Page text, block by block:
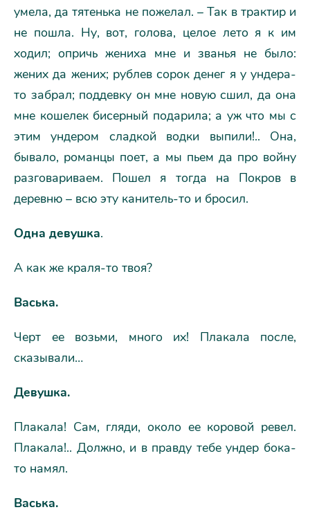
умела, да тятенька не пожелал. – Так в трактир и
не пошла. Ну, вот, голова, целое лето я к им
ходил; опричь жениха мне и званья не было:
жених да жених; рублев сорок денег я у ундера-
то забрал; поддевку он мне новую сшил, да она
мне кошелек бисерный подарила; а уж что мы с
этим ундером сладкой водки выпили!.. Она,
бывало, романцы поет, а мы пьем да про войну
разговариваем. Пошел я тогда на Покров в
деревню – всю эту канитель-то и бросил.
Одна девушка.
А как же краля-то твоя?
Васька.
Черт ее возьми, много их! Плакала после,
сказывали…
Девушка.
Плакала! Сам, гляди, около ее коровой ревел.
Плакала!.. Должно, и в правду тебе ундер бока-
то намял.
Васька.